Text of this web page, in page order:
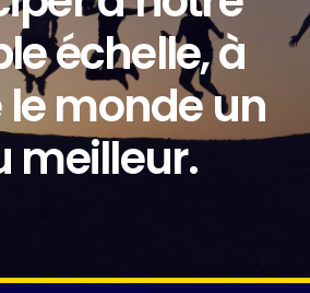
échelle, à
monde un
meilleur.